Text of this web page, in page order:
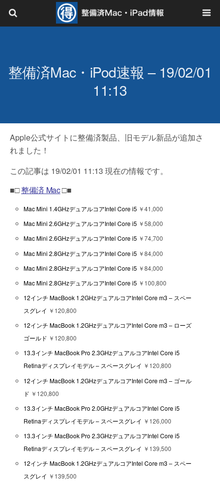
整備済Mac・iPod速報 – 19/02/01
11:13
Apple公式サイトに整備済製品、旧モデル新品が追加さ
れました！
この記事は 19/02/01 11:13 現在の情報です。
■□整備済 Mac□■
Mac Mini 1.4GHzデュアルコアIntel Core i5 ￥41,000
Mac Mini 2.6GHzデュアルコアIntel Core i5 ￥58,000
Mac Mini 2.6GHzデュアルコアIntel Core i5 ￥74,700
Mac Mini 2.8GHzデュアルコアIntel Core i5 ￥84,000
Mac Mini 2.8GHzデュアルコアIntel Core i5 ￥84,000
Mac Mini 2.8GHzデュアルコアIntel Core i5 ￥100,800
12インチ MacBook 1.2GHzデュアルコアIntel Core m3 – スペー
スグレイ ￥120,800
12インチ MacBook 1.2GHzデュアルコアIntel Core m3 – ローズ
ゴールド ￥120,800
13.3インチ MacBook Pro 2.3GHzデュアルコアIntel Core i5
Retinaディスプレイモデル – スペースグレイ ￥120,800
12インチ MacBook 1.2GHzデュアルコアIntel Core m3 – ゴール
ド ￥120,800
13.3インチ MacBook Pro 2.0GHzデュアルコアIntel Core i5
Retinaディスプレイモデル – スペースグレイ ￥126,000
13.3インチ MacBook Pro 2.3GHzデュアルコアIntel Core i5
Retinaディスプレイモデル – スペースグレイ ￥139,500
12インチ MacBook 1.2GHzデュアルコアIntel Core m3 – スペー
スグレイ ￥139,500